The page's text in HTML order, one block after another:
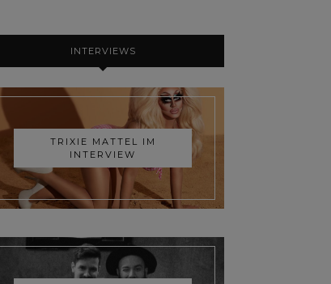
INTERVIEWS
TRIXIE MATTEL IM
INTERVIEW